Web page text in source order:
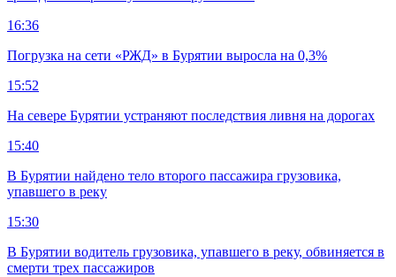
16:36
Погрузка на сети «РЖД» в Бурятии выросла на 0,3%
15:52
На севере Бурятии устраняют последствия ливня на дорогах
15:40
В Бурятии найдено тело второго пассажира грузовика,
упавшего в реку
15:30
В Бурятии водитель грузовика, упавшего в реку, обвиняется в
смерти трех пассажиров